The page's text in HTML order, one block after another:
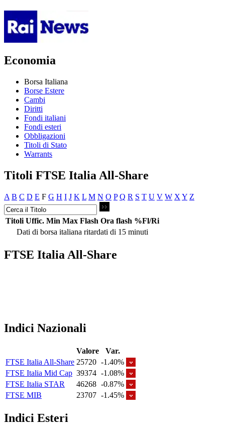
Economia
Borsa Italiana
Borse Estere
Cambi
Diritti
Fondi italiani
Fondi esteri
Obbligazioni
Titoli di Stato
Warrants
Titoli FTSE Italia All-Share
A B C D E F G H I J K L M N O P Q R S T U V W X Y Z
Titoli Uffic. Min Max Flash Ora flash %Fl/Ri
Dati di borsa italiana ritardati di 15 minuti
FTSE Italia All-Share
Indici Nazionali
Valore
Var.
FTSE Italia All-Share 25720 -1.40%
FTSE Italia Mid Cap 39374 -1.08%
FTSE Italia STAR
46268 -0.87%
FTSE MIB
23707 -1.45%
Indici Esteri